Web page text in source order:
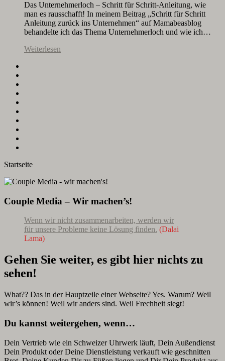
Das Unternehmerloch – Schritt für Schritt-Anleitung, wie
man es rausschafft! In meinem Beitrag „Schritt für Schritt
Anleitung zurück ins Unternehmen“ auf Mamabeasblog
behandelte ich das Thema Unternehmerloch und wie ich…
Weiterlesen
Startseite
Couple Media – Wir machen’s!
Wenn wir nicht zusammenarbeiten, werden wir
für unsere Probleme keine Lösung finden. (Dalai
Lama)
Gehen Sie weiter, es gibt hier nichts zu
sehen!
What?? Das in der Hauptzeile einer Webseite? Yes. Warum? Weil
wir’s können! Weil wir anders sind. Weil Frechheit siegt!
Du kannst weitergehen, wenn…
Dein Vertrieb wie ein Schweizer Uhrwerk läuft, Dein Außendienst
Dein Produkt oder Deine Dienstleistung verkauft wie geschnitten